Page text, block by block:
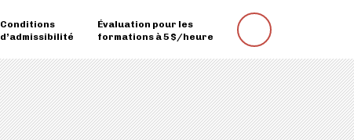
Conditions
d’admissibilité
Évaluation pour les
formations à 5 $/heure
Rechercher
une
formation